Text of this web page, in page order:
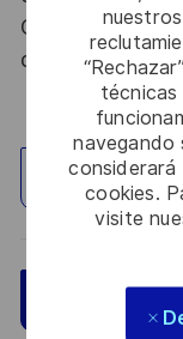
navegando
cookies.
visite
Code de la
du 09 août 2021.
Explorar